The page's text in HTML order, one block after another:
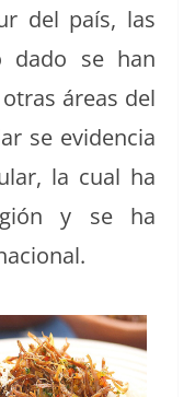
del país, las
dado se han
áreas del
se evi­den­cia
la cual ha
y se ha